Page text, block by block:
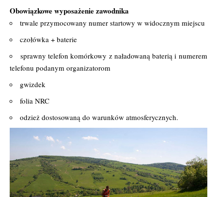
Obowiązkowe wyposażenie zawodnika
trwale przymocowany numer startowy w widocznym miejscu
czołówka + baterie
sprawny telefon komórkowy z naładowaną baterią i numerem
telefonu podanym organizatorom
gwizdek
folia NRC
odzież dostosowaną do warunków atmosferycznych.